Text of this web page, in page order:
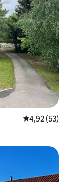
Просечна
4,92 (53)